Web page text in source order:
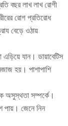
বছর লাখ লাখ রোগী
রোগ প্রতিরোধ
বেড়ে ওঠায়
এড়িয়ে যান। ডায়াবেটিস
হয়। পাশাপাশি
অসুস্থতা সম্পর্কে।
পায়। জেনে নিন